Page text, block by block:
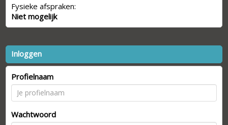
Fysieke afspraken:
Niet mogelijk
Inloggen
Profielnaam
Wachtwoord